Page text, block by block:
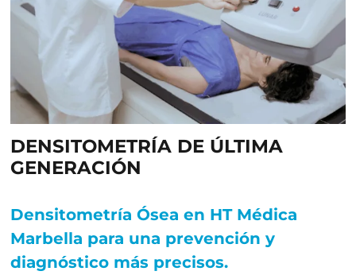
DENSITOMETRÍA DE ÚLTIMA
GENERACIÓN
Densitometría Ósea en HT Médica
Marbella para una prevención y
diagnóstico más precisos.